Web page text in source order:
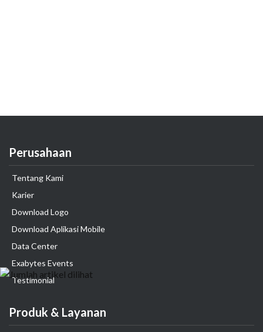
Perusahaan
Tentang Kami
Karier
Download Logo
Download Aplikasi Mobile
Data Center
Exabytes Events
Testimonial
Produk & Layanan